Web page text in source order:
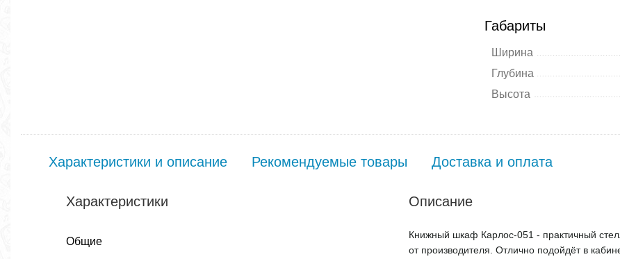
Габариты
Ширина
Глубина
Высота
Характеристики и описание Рекомендуемые товары Доставка и оплата
Характеристики
Общие
Описание
Книжный шкаф Карлос-051 - практичный
от производителя. Отлично подойдёт в